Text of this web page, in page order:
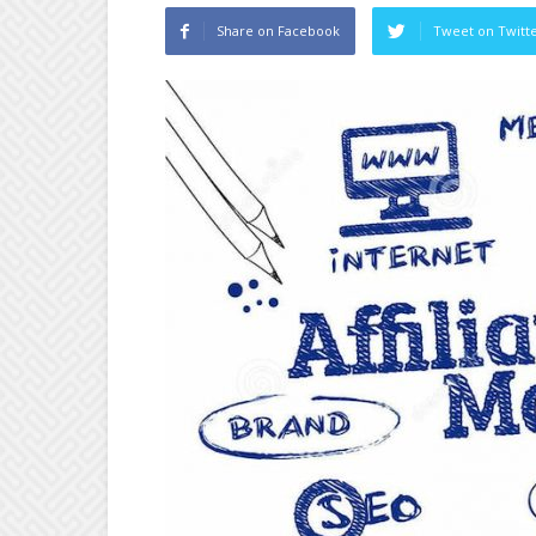
Share on Facebook Tweet on